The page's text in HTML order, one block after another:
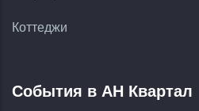
Коттеджи
События в АН Квартал